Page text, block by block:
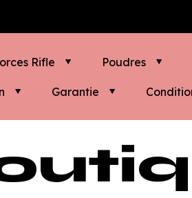
Rifle Poudres
Garantie